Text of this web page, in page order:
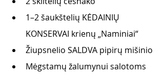
1–2 šaukštelių KĖDAINIŲ
KONSERVAI krienų „Naminiai“
Žiupsnelio SALDVA pipirų mišinio
Mėgstamų žalumynui salotoms